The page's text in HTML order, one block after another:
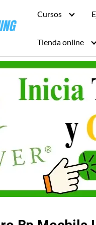
Cursos
Tienda online